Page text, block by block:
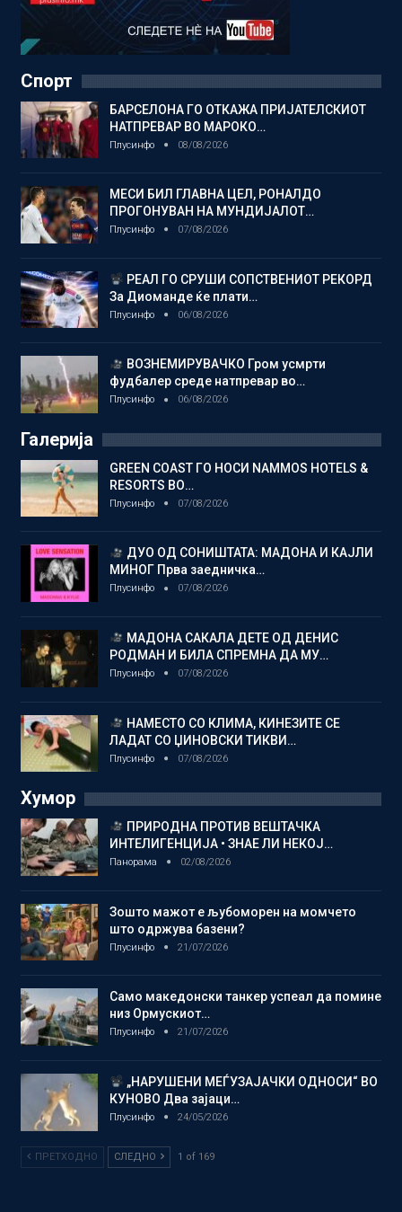
Спорт
БАРСЕЛОНА ГО ОТКАЖА ПРИЈАТЕЛСКИОТ
НАТПРЕВАР ВО МАРОКО…
Плусинфо 08/08/2026
МЕСИ БИЛ ГЛАВНА ЦЕЛ, РОНАЛДО
ПРОГОНУВАН НА МУНДИЈАЛОТ…
Плусинфо 07/08/2026
РЕАЛ ГО СРУШИ СОПСТВЕНИОТ РЕКОРД
За Диоманде ќе плати…
Плусинфо 06/08/2026
ВОЗНЕМИРУВАЧКО Гром усмрти
фудбалер среде натпревар во…
Плусинфо 06/08/2026
Галерија
GREEN COAST ГО НОСИ NAMMOS HOTELS &
RESORTS ВО…
Плусинфо 07/08/2026
ДУО ОД СОНИШТАТА: МАДОНА И КАЈЛИ
МИНОГ Прва заедничка…
Плусинфо 07/08/2026
МАДОНА САКАЛА ДЕТЕ ОД ДЕНИС
РОДМАН И БИЛА СПРЕМНА ДА МУ…
Плусинфо 07/08/2026
НАМЕСТО СО КЛИМА, КИНЕЗИТЕ СЕ
ЛАДАТ СО ЏИНОВСКИ ТИКВИ…
Плусинфо 07/08/2026
Хумор
ПРИРОДНА ПРОТИВ ВЕШТАЧКА
ИНТЕЛИГЕНЦИЈА • ЗНАЕ ЛИ НЕКОЈ…
Панорама 02/08/2026
Зошто мажот е љубоморен на момчето
што одржува базени?
Плусинфо 21/07/2026
Само македонски танкер успеал да помине
низ Ормускиот…
Плусинфо 21/07/2026
„НАРУШЕНИ МЕЃУЗАЈАЧКИ ОДНОСИ“ ВО
КУНОВО Два зајаци…
Плусинфо 24/05/2026
ПРЕТХОДНО СЛЕДНО 1 of 169